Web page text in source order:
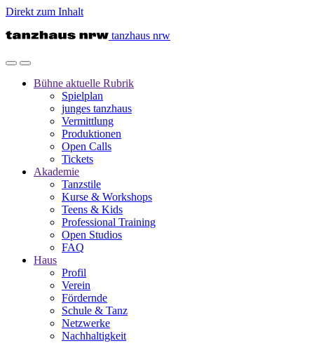
Direkt zum Inhalt
tanzhaus nrw
Bühne aktuelle Rubrik
Spielplan
junges tanzhaus
Vermittlung
Produktionen
Open Calls
Tickets
Akademie
Tanzstile
Kurse & Workshops
Teens & Kids
Professional Training
Open Studios
FAQ
Haus
Profil
Verein
Fördernde
Schule & Tanz
Netzwerke
Nachhaltigkeit